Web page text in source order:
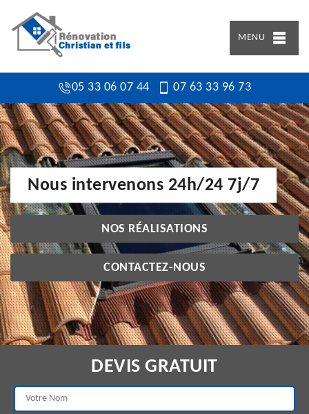
MENU
05 33 06 07 44 07 63 33 96 73
Nous intervenons 24h/24 7j/7
NOS RÉALISATIONS
CONTACTEZ-NOUS
DEVIS GRATUIT